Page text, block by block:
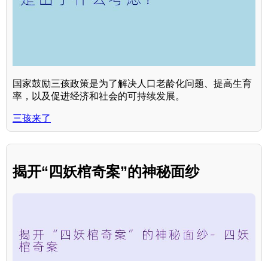
国家鼓励三孩政策是为了解决人口老龄化问题、提高生育
率，以及促进经济和社会的可持续发展。
三孩来了
揭开“四妖棺奇案”的神秘面纱